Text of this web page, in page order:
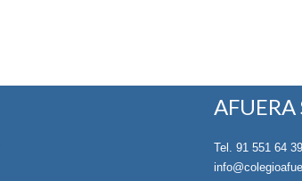
AFUERA
Tel. 91 551 64 39